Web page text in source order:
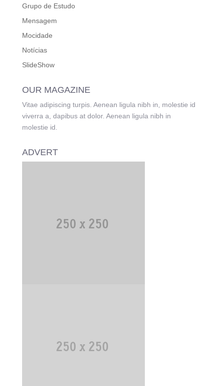
Grupo de Estudo
Mensagem
Mocidade
Notícias
SlideShow
OUR MAGAZINE
Vitae adipiscing turpis. Aenean ligula nibh in, molestie id
viverra a, dapibus at dolor. Aenean ligula nibh in
molestie id.
ADVERT